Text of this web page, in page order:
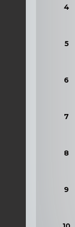
4
5
6
7
8
9